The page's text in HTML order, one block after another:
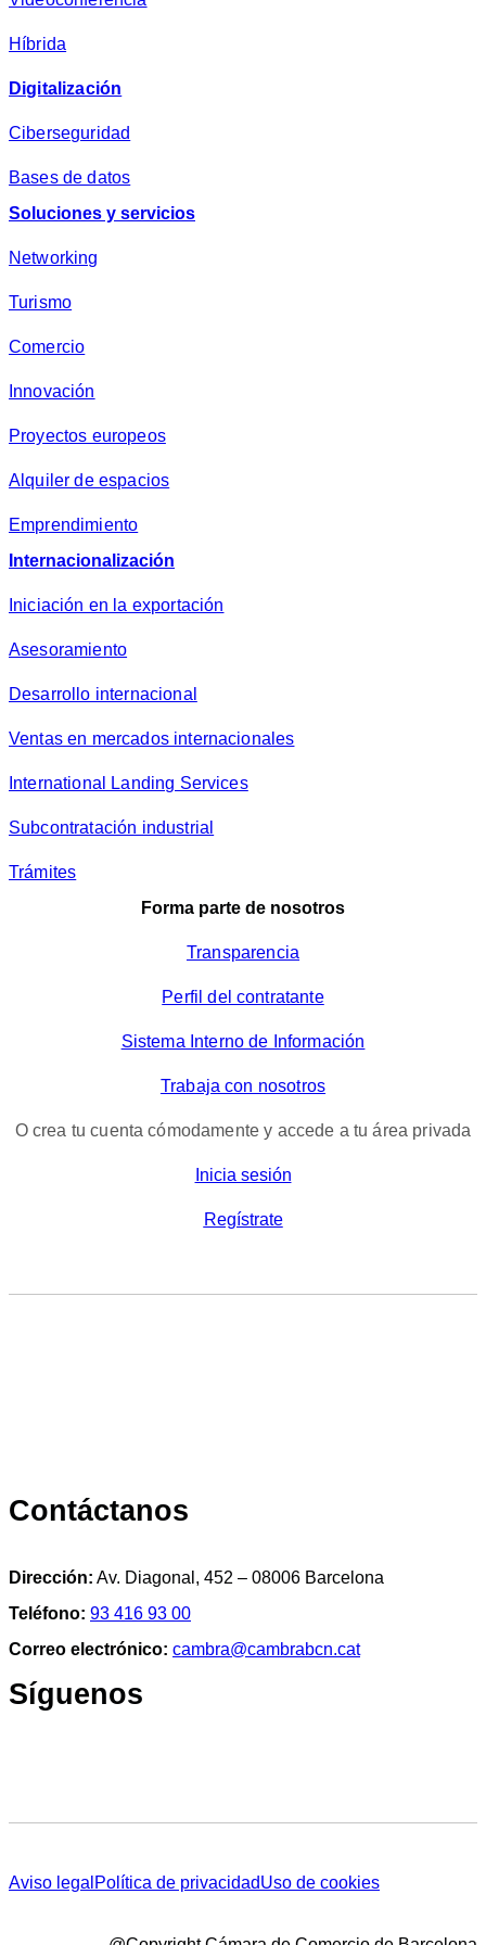
*
Híbrida
Digitalización
Ciberseguridad
Bases de datos
Soluciones y servicios
Networking
Turismo
Comercio
Innovación
Proyectos europeos
Alquiler de espacios
Emprendimiento
Internacionalización
Iniciación en la exportación
Asesoramiento
Desarrollo internacional
Ventas en mercados internacionales
International Landing Services
Subcontratación industrial
Trámites
Forma parte de nosotros
Transparencia
Perfil del contratante
Sistema Interno de Información
Trabaja con nosotros
O crea tu cuenta cómodamente y accede a tu área privada
Inicia sesión
Regístrate
Contáctanos
Dirección: Av. Diagonal, 452 – 08006 Barcelona
Teléfono: 93 416 93 00
Correo electrónico: cambra@cambrabcn.cat
Síguenos
Aviso legal Política de privacidadUso de cookies